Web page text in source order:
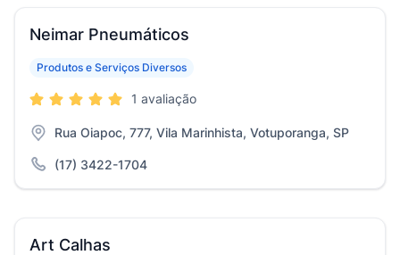
Neimar Pneumáticos
Produtos e Serviços Diversos
1 avaliação
Rua Oiapoc, 777, Vila Marinhista, Votuporanga, SP
(17) 3422-1704
Art Calhas